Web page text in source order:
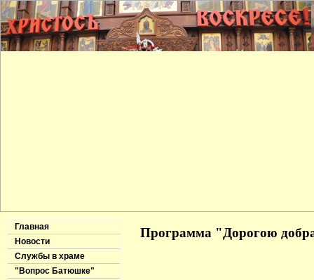
Главная
Новости
Службы в храме
"Вопрос Батюшке"
Программа "Дорогою